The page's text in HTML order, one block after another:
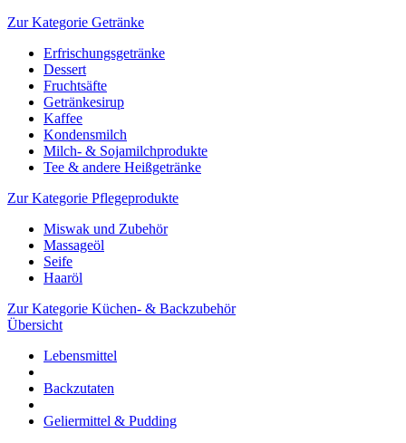
Zur Kategorie Getränke
Erfrischungsgetränke
Dessert
Fruchtsäfte
Getränkesirup
Kaffee
Kondensmilch
Milch- & Sojamilchprodukte
Tee & andere Heißgetränke
Zur Kategorie Pflegeprodukte
Miswak und Zubehör
Massageöl
Seife
Haaröl
Zur Kategorie Küchen- & Backzubehör
Übersicht
Lebensmittel
Backzutaten
Geliermittel & Pudding